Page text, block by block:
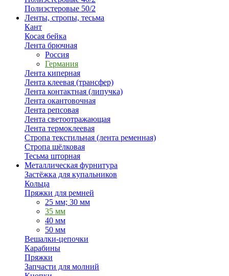
Полиэстеровые 50/2
Ленты, стропы, тесьма
Кант
Косая бейка
Лента брючная
Россия
Германия
Лента киперная
Лента клеевая (трансфер)
Лента контактная (липучка)
Лента окантовочная
Лента репсовая
Лента светоотражающая
Лента термоклеевая
Стропа текстильная (лента ременная)
Стропа шёлковая
Тесьма шторная
Металлическая фурнитура
Застёжка для купальников
Кольца
Пряжки для ремней
25 мм; 30 мм
35 мм
40 мм
50 мм
Вешалки-цепочки
Карабины
Пряжки
Запчасти для молний